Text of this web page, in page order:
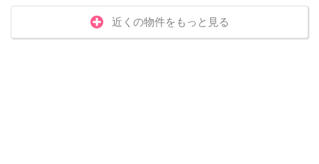
近くの物件をもっと見る